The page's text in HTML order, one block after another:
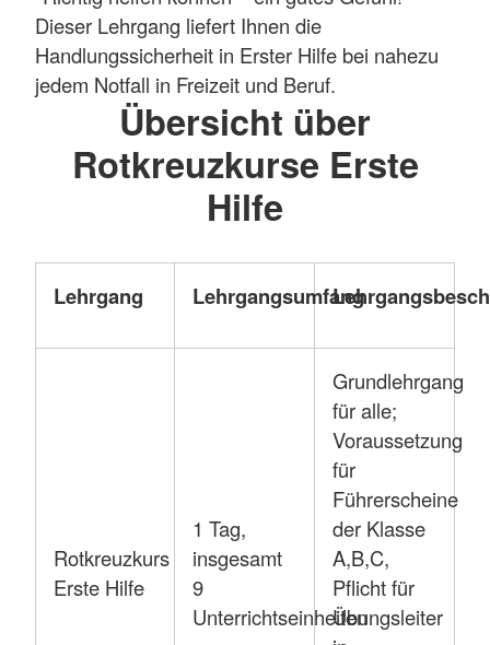
Dieser Lehrgang liefert Ihnen die
Handlungssicherheit in Erster Hilfe bei nahezu
jedem Notfall in Freizeit und Beruf.
Übersicht über
Rotkreuzkurse Erste
Hilfe
Lehrgang Lehrgangsumfang
Rotkreuzkurs
Erste Hilfe
1 Tag,
insgesamt
9
Unterrichtseinheiten
Grundlehrgang
für alle;
Voraussetzung
für
Führerscheine
der Klasse
A,B,C,
Pflicht für
Übungsleiter